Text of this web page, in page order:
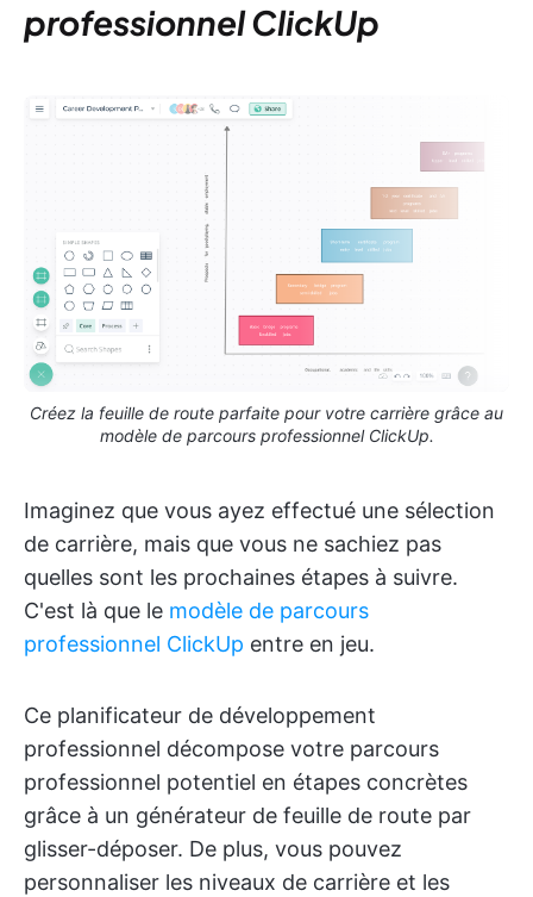
professionnel ClickUp
Créez la feuille de route parfaite pour votre carrière grâce au
modèle de parcours professionnel ClickUp.
Imaginez que vous ayez effectué une sélection
de carrière, mais que vous ne sachiez pas
quelles sont les prochaines étapes à suivre.
C'est là que le modèle de parcours
professionnel ClickUp entre en jeu.
Ce planificateur de développement
professionnel décompose votre parcours
professionnel potentiel en étapes concrètes
grâce à un générateur de feuille de route par
glisser-déposer. De plus, vous pouvez
personnaliser les niveaux de carrière et les